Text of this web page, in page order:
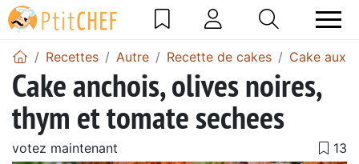
Recettes Autre Recette de cakes Cake aux
Cake anchois, olives noires,
thym et tomate sechees
votez maintenant